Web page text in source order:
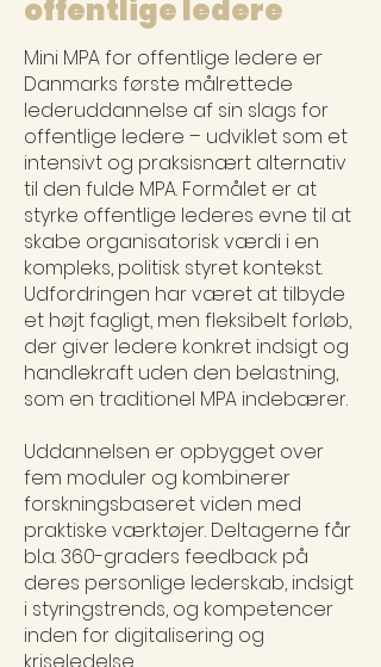
offentlige ledere
Mini MPA for offentlige ledere er
Danmarks første målrettede
lederuddannelse af sin slags for
offentlige ledere – udviklet som et
intensivt og praksisnært alternativ
til den fulde MPA. Formålet er at
styrke offentlige lederes evne til at
skabe organisatorisk værdi i en
kompleks, politisk styret kontekst.
Udfordringen har været at tilbyde
et højt fagligt, men fleksibelt forløb,
der giver ledere konkret indsigt og
handlekraft uden den belastning,
som en traditionel MPA indebærer.
Uddannelsen er opbygget over
fem moduler og kombinerer
forskningsbaseret viden med
praktiske værktøjer. Deltagerne får
bl.a. 360-graders feedback på
deres personlige lederskab, indsigt
i styringstrends, og kompetencer
inden for digitalisering og